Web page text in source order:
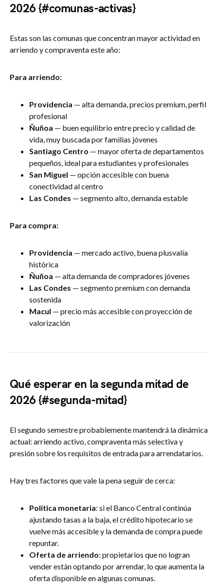
2026 {#comunas-activas}
Estas son las comunas que concentran mayor actividad en
arriendo y compraventa este año:
Para arriendo:
Providencia — alta demanda, precios premium, perfil
profesional
Ñuñoa — buen equilibrio entre precio y calidad de
vida, muy buscada por familias jóvenes
Santiago Centro — mayor oferta de departamentos
pequeños, ideal para estudiantes y profesionales
San Miguel — opción accesible con buena
conectividad al centro
Las Condes — segmento alto, demanda estable
Para compra:
Providencia — mercado activo, buena plusvalía
histórica
Ñuñoa — alta demanda de compradores jóvenes
Las Condes — segmento premium con demanda
sostenida
Macul — precio más accesible con proyección de
valorización
Qué esperar en la segunda mitad de
2026 {#segunda-mitad}
El segundo semestre probablemente mantendrá la dinámica
actual: arriendo activo, compraventa más selectiva y
presión sobre los requisitos de entrada para arrendatarios.
Hay tres factores que vale la pena seguir de cerca:
Política monetaria: si el Banco Central continúa
ajustando tasas a la baja, el crédito hipotecario se
vuelve más accesible y la demanda de compra puede
repuntar.
Oferta de arriendo: propietarios que no logran
vender están optando por arrendar, lo que aumenta la
oferta disponible en algunas comunas.